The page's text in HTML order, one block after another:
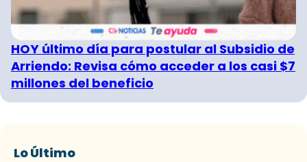
HOY último día para postular al Subsidio de
Arriendo: Revisa cómo acceder a los casi $7
millones del beneficio
Lo Último